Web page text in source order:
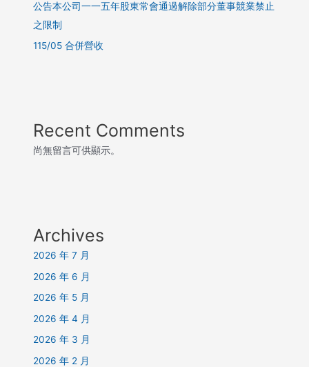
公告本公司一一五年股東常會通過解除部分董事競業禁止
之限制
115/05 合併營收
Recent Comments
尚無留言可供顯示。
Archives
2026 年 7 月
2026 年 6 月
2026 年 5 月
2026 年 4 月
2026 年 3 月
2026 年 2 月